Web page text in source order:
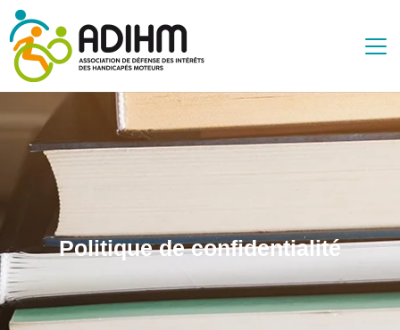
Panneau de gestion des cookies
Politique de confidentialité